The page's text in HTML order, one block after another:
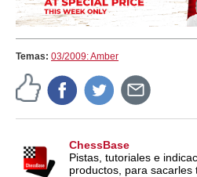
Temas: 03/2009: Amber
ChessBase
Pistas, tutoriales e
productos, para sacarles